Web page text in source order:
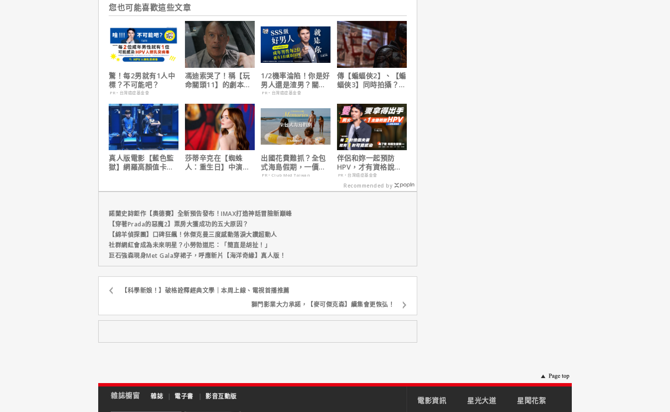
您也可能喜歡這些文章
驚！每2男就有1人中
標？不可能吧？
PR・台灣癌症基金會
馮迪索哭了！稱【玩
命關頭11】的劇本是
1/2機率淪陷！你是好
男人還是渣男？關鍵
在這
PR・台灣癌症基金會
傳【蝙蝠俠2】、【蝙
蝠俠3】同時拍攝？詹
真人版電影【藍色監
獄】網羅高顏值卡司
莎蒂辛克在【蜘蛛
人：重生日】中演的
出國花費難抓？全包
式海島假期，一價搞
定食宿玩樂，省錢更
PR・Club Med Taiwan
伴侶和妳一起預防
HPV，才有資格說愛
妳！
PR・台灣癌症基金會
Recommended by
諾蘭史詩鉅作【奧德賽】全新預告發布！IMAX打造神話冒險新巔峰
【穿著Prada的惡魔2】票房大獲成功的五大原因？
【綿羊偵探團】口碑狂飆！休傑克曼三度感動落淚大讚超動人
社群網紅會成為未來明星？小勞勃道尼：「簡直是胡扯！」
巨石強森現身Met Gala穿裙子，呼應新片【海洋奇緣】真人版！
【科學新娘！】破格詮釋經典文學｜本周上線、電視首播推薦
獅門影業大力承諾，【麥可傑克森】續集會更恢弘！
雜誌櫥窗 雜誌 | 電子書 | 影音互動版 電影資訊 星光大道 星聞花絮